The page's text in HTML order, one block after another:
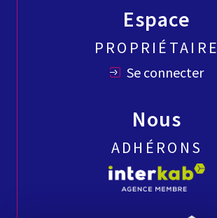
Espace
PROPRIÉTAIRE
Se connecter
Nous
ADHÉRONS